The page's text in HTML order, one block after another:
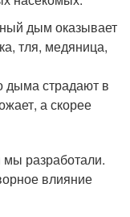
дым оказывает
тля, медяница,
дыма страдают в
а скорее
мы разработали.
влияние